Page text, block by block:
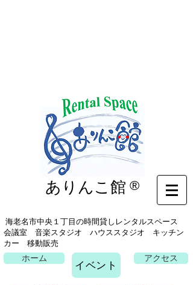
イベント
ありんこ館 ®
海老名市中央１丁目の時間貸しレンタルスペース
会議室 音楽スタジオ ハウススタジオ キッチン
カー 移動販売
ホーム
イベント
アクセス